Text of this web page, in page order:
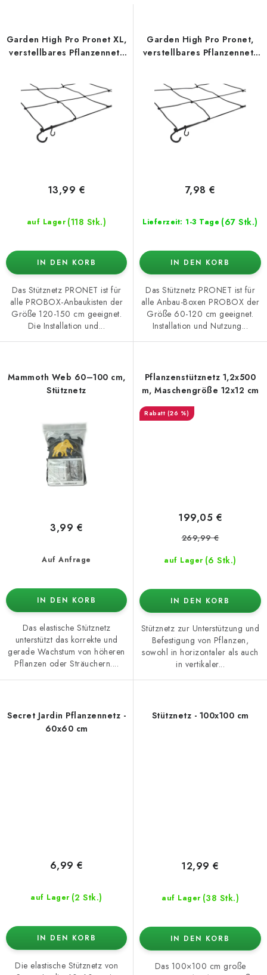
e
r
t
s
Garden High Pro Pronet XL,
verstellbares Pflanzennetz
auf Lager (118 Stk.)
13,99 €
IN DEN KORB
Das Stütznetz PRONET ist für
alle PROBOX-Anbaukisten der
Größe 120-150 cm geeignet.
Die Installation und...
Garden High Pro Pronet,
verstellbares Pflanzennetz
Lieferzeit: 1-3 Tage (67 Stk.)
7,98 €
IN DEN KORB
Das Stütznetz PRONET ist für
alle Anbau-Boxen PROBOX der
Größe 60-120 cm geeignet.
Installation und Nutzung...
Mammoth Web 60–100 cm,
Stütznetz
Auf Anfrage
3,99 €
IN DEN KORB
Das elastische Stütznetz
unterstützt das korrekte und
gerade Wachstum von höheren
Pflanzen oder Sträuchern....
Pflanzenstütznetz 1,2x500
m, Maschengröße 12x12 cm
(26 %)
auf Lager (6 Stk.)
199,05 €
269,99 €
IN DEN KORB
Stütznetz zur Unterstützung und
Befestigung von Pflanzen,
sowohl in horizontaler als auch
in vertikaler...
Secret Jardin Pflanzennetz -
60x60 cm
auf Lager (2 Stk.)
6,99 €
IN DEN KORB
Die elastische Stütznetz von
Stütznetz - 100x100 cm
auf Lager (38 Stk.)
12,99 €
IN DEN KORB
Das 100×100 cm große